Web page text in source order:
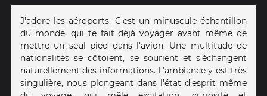
J'adore les aéroports. C'est un minuscule échantillon
du monde, qui te fait déjà voyager avant même de
mettre un seul pied dans l'avion. Une multitude de
nationalités se côtoient, se sourient et s'échangent
naturellement des informations. L'ambiance y est très
singulière, nous plongeant dans l'état d'esprit même